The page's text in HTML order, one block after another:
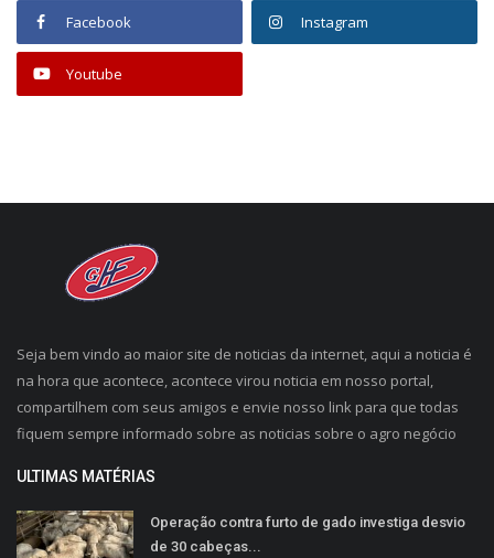
Facebook Instagram
Youtube
Seja bem vindo ao maior site de noticias da internet, aqui a noticia é
na hora que acontece, acontece virou noticia em nosso portal,
compartilhem com seus amigos e envie nosso link para que todas
fiquem sempre informado sobre as noticias sobre o agro negócio
ULTIMAS MATÉRIAS
Operação contra furto de gado investiga desvio
de 30 cabeças...